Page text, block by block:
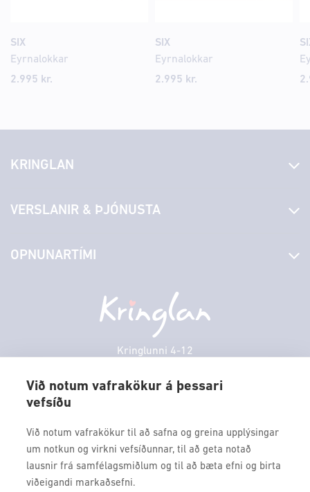
Við notum vafrakökur á þessari
vefsíðu
Við notum vafrakökur til að safna og greina upplýsingar
um notkun og virkni vefsíðunnar, til að geta notað
lausnir frá samfélagsmiðlum og til að bæta efni og birta
viðeigandi markaðsefni.
SIX
Eyrnalokkar
2.995 kr.
SIX
Eyrnalokkar
2.995 kr.
Kringlunni 4-12
kringlan@kringlan.is
KRINGLAN
Laus störf
Hafðu samband
Persónuverndarstefna
VERSLANIR & ÞJÓNUSTA
Borgarbókasafn
Borgarleikhúsið
Ævintýraland
OPNUNARTÍMI
Þriðjudagur
VERTU MEÐ